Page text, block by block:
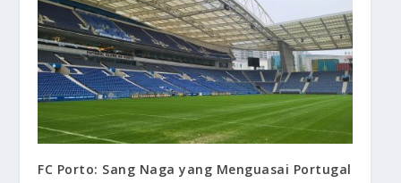
FC Porto: Sang Naga yang Menguasai Portugal